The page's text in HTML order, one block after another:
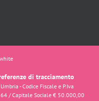
di tracciamento
- Codice Fiscale e P.Iva
/ Capitale Sociale € 50.000,00